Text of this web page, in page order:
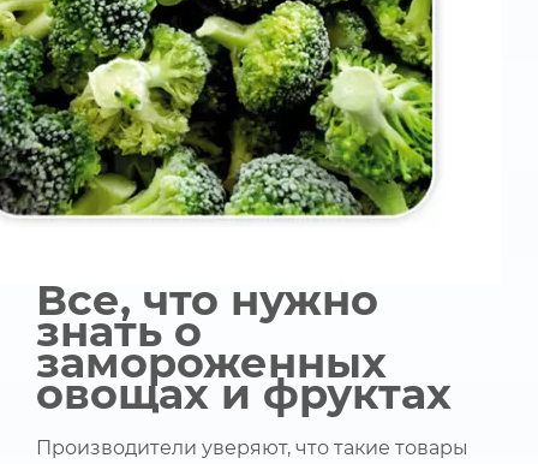
Все, что нужно
знать о
замороженных
овощах и фруктах
Производители уверяют, что такие товары